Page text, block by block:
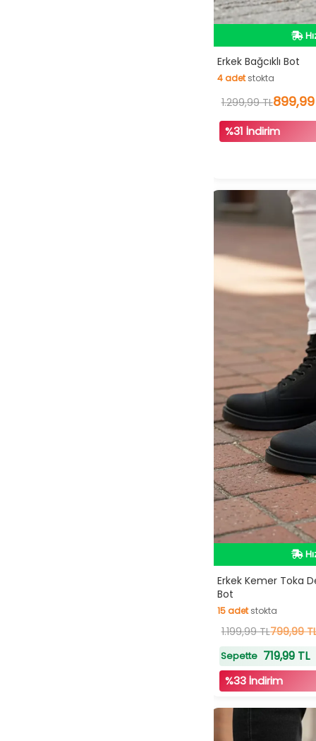
Erkek Bağcıklı Bot
4adetstokta
4 adet stokta
1.299,99 TL899,99
%31 İndirim
Erkek Kemer Toka
Bot
15adetstokta
15adetstokta
1.199,99 TL799,99
Sepette719,99 TL
%33 İndirim